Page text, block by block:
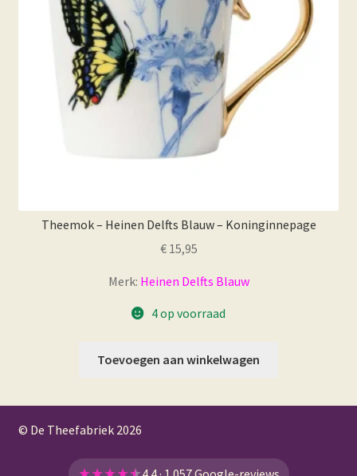
Theemok – Heinen Delfts Blauw – Koninginnepage
€15,95
Merk: Heinen Delfts Blauw
4 op voorraad
Toevoegen aan winkelwagen
© De Theefabriek 2026